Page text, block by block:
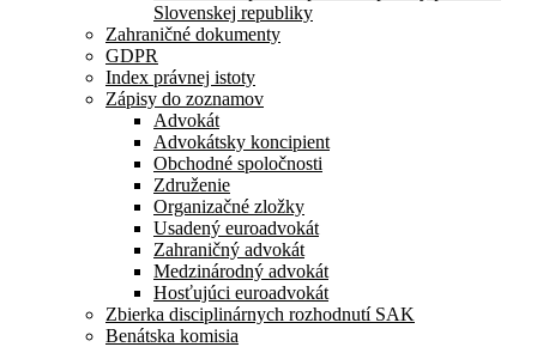
Slovenskej republiky
Zahraničné dokumenty
GDPR
Index právnej istoty
Zápisy do zoznamov
Advokát
Advokátsky koncipient
Obchodné spoločnosti
Združenie
Organizačné zložky
Usadený euroadvokát
Zahraničný advokát
Medzinárodný advokát
Hosťujúci euroadvokát
Zbierka disciplinárnych rozhodnutí SAK
Benátska komisia